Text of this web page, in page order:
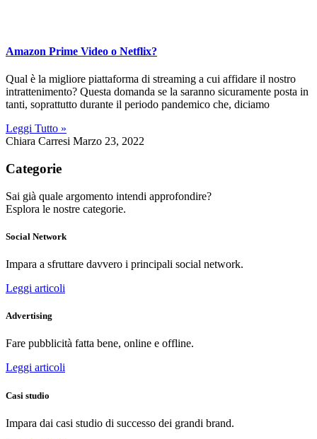
Amazon Prime Video o Netflix?
Qual è la migliore piattaforma di streaming a cui affidare il nostro
intrattenimento? Questa domanda se la saranno sicuramente posta in
tanti, soprattutto durante il periodo pandemico che, diciamo
Leggi Tutto »
Chiara Carresi Marzo 23, 2022
Categorie
Sai già quale argomento intendi approfondire?
Esplora le nostre categorie.
Social Network
Impara a sfruttare davvero i principali social network.
Leggi articoli
Advertising
Fare pubblicità fatta bene, online e offline.
Leggi articoli
Casi studio
Impara dai casi studio di successo dei grandi brand.